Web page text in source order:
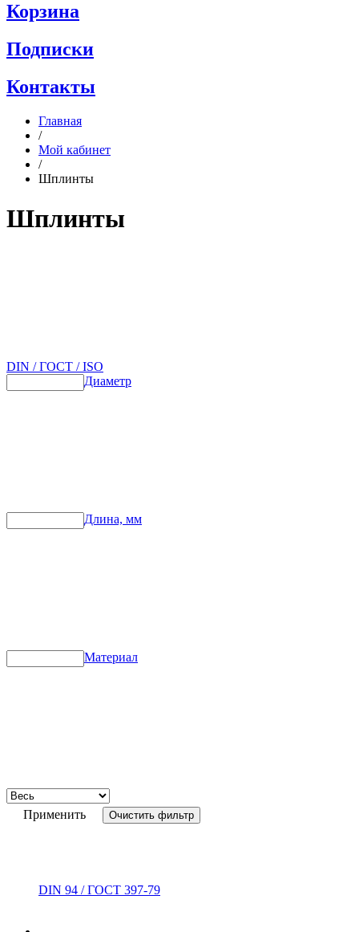
Корзина
Подписки
Контакты
Главная
/
Мой кабинет
/
Шплинты
Шплинты
DIN / ГОСТ / ISO
Диаметр
Длина, мм
Материал
Применить Очистить фильтр
DIN 94 / ГОСТ 397-79